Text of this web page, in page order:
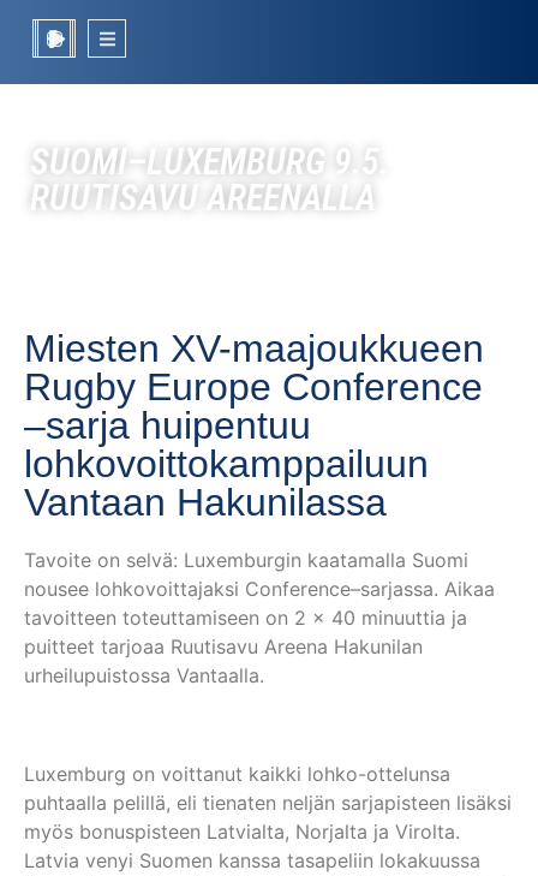
SUOMI–LUXEMBURG 9.5.
RUUTISAVU AREENALLA
Miesten XV-maajoukkueen
Rugby Europe Conference
–sarja huipentuu
lohkovoittokamppailuun
Vantaan Hakunilassa
Tavoite on selvä: Luxemburgin kaatamalla Suomi
nousee lohkovoittajaksi Conference–sarjassa. Aikaa
tavoitteen toteuttamiseen on 2 x 40 minuuttia ja
puitteet tarjoaa Ruutisavu Areena Hakunilan
urheilupuistossa Vantaalla.
Luxemburg on voittanut kaikki lohko-ottelunsa
puhtaalla pelillä, eli tienaten neljän sarjapisteen lisäksi
myös bonuspisteen Latvialta, Norjalta ja Virolta.
Latvia venyi Suomen kanssa tasapeliin lokakuussa